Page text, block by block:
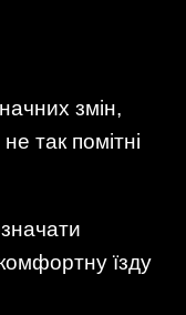
змін,
так помітні
їзду